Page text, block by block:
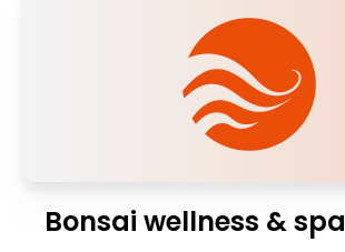
Bonsai wellness & spa